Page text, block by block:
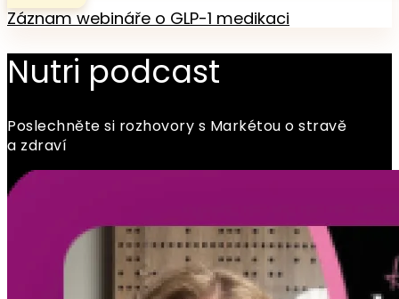
Záznam webináře o GLP-1 medikaci
Nutri podcast
Poslechněte si rozhovory s Markétou o stravě
a zdraví